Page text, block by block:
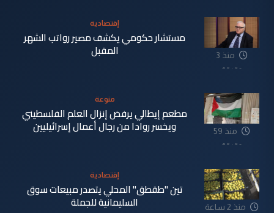
منذ 3
دقيقة
إقتصادية
مستشار حكومي يكشف مصير رواتب الشهر
المقبل
منذ 59
دقيقة
منوعة
مطعم إيطالي يرفض إنزال العلم الفلسطيني
ويخسر روادا من رجال أعمال إسرائيليين
منذ 2 ساعة
إقتصادية
تين "طقطق" المحلي يتصدر مبيعات سوق
السليمانية للجملة